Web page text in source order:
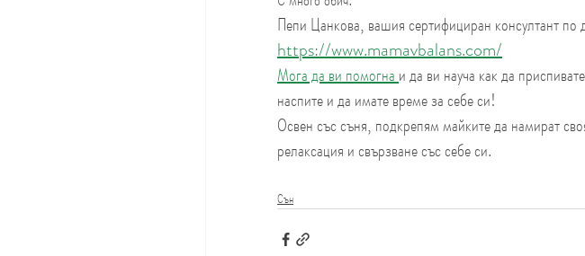
Пепи Цанкова, вашия сертифициран консултант по
https://www.mamavbalans.com/
Мога да ви помогна и да ви науча как да
наспите и да имате време за себе си!
Освен със съня, подкрепям майките да намират
релаксация и свързване със себе си.
Сън